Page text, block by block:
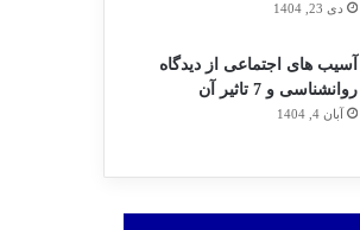
دی 23, 1404
آسیب های اجتماعی از دیدگاه
روانشناسی و 7 تاثیر آن
آبان 4, 1404